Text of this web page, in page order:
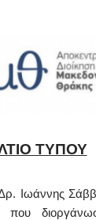
ΤΥΠΟΥ
Ιωάννης
που